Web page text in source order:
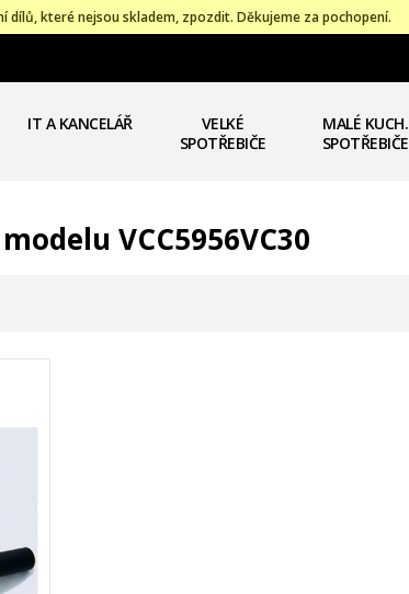
dílů, které nejsou skladem, zpozdit. Děkujeme za pochopení.
IT A KANCELÁŘ
VELKÉ
SPOTŘEBIČE
MALÉ KUCH.
SPOTŘEBIČE
VCC5956VC30